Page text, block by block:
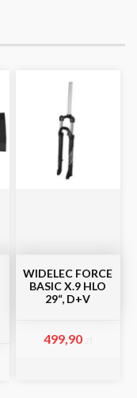
WIDELEC FORCE
BASIC X.9 HLO
29“, D+V
499,90